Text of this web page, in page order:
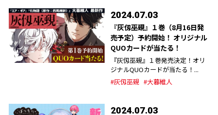
2024.07.03
『灰仭巫覡』１巻（8月16日発
売予定）予約開始！ オリジナル
QUOカードが当たる！
『灰仭巫覡』１巻発売決定！オリ
ジナルQUOカードが当たる！...
#灰仭巫覡 #大暮維人
2024.07.03